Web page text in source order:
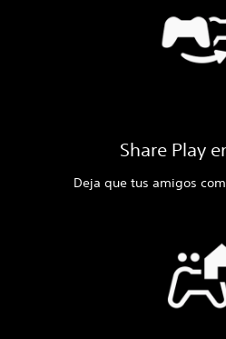
Share Play
Deja que tus amigos